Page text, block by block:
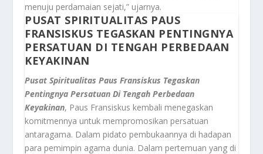
menuju perdamaian sejati,” ujarnya.
PUSAT SPIRITUALITAS PAUS
FRANSISKUS TEGASKAN PENTINGNYA
PERSATUAN DI TENGAH PERBEDAAN
KEYAKINAN
Pusat Spiritualitas Paus Fransiskus Tegaskan
Pentingnya Persatuan Di Tengah Perbedaan
Keyakinan, Paus Fransiskus kembali menegaskan
komitmennya untuk mempromosikan persatuan
antaragama. Dalam pidato pembukaannya di hadapan
para pemimpin agama dunia. Dalam pertemuan yang di